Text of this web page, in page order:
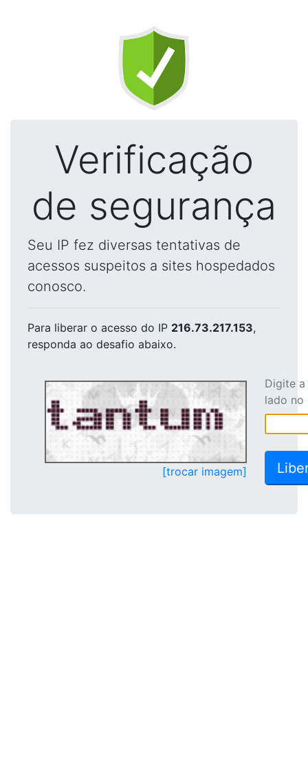
Verificação
de segurança
Seu IP fez diversas tentativas de
acessos suspeitos a sites hospedados
conosco.
Para liberar o acesso do IP 216.73.217.153,
responda ao desafio abaixo.
[trocar imagem]
Digite
lado no